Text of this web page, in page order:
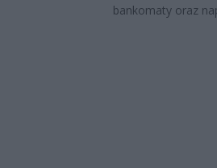
bankomaty oraz